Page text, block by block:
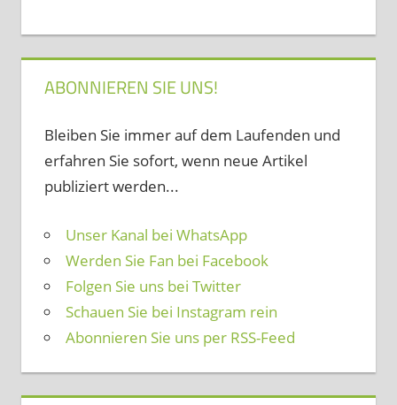
ABONNIEREN SIE UNS!
Bleiben Sie immer auf dem Laufenden und
erfahren Sie sofort, wenn neue Artikel
publiziert werden...
Unser Kanal bei WhatsApp
Werden Sie Fan bei Facebook
Folgen Sie uns bei Twitter
Schauen Sie bei Instagram rein
Abonnieren Sie uns per RSS-Feed